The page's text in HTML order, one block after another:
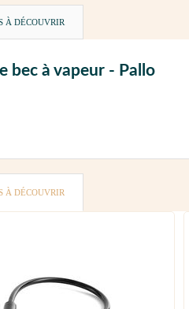
À DÉCOUVRIR
bec à vapeur - Pallo
À DÉCOUVRIR